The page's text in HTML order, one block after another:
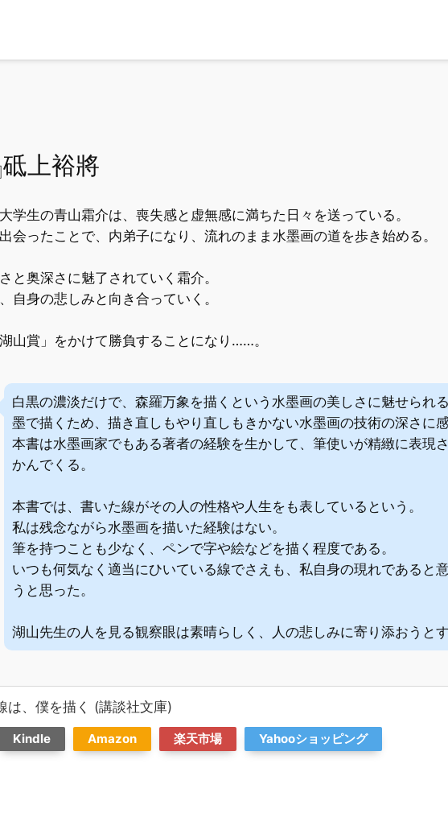
砥上裕將
学生の青山霜介は、喪失感と虚無感に満ちた日々を送っている。
会ったことで、内弟子になり、流れのまま水墨画の道を歩き始める。
と奥深さに魅了されていく霜介。
自身の悲しみと向き合っていく。
山賞」をかけて勝負することになり……。
白黒の濃淡だけで、森羅万象を描くという水墨画の美しさに魅せられる
墨で描くため、描き直しもやり直しもきかない水墨画の技術の深さに感
本書は水墨画家でもある著者の経験を生かして、筆使いが精緻に表現
かんでくる。
本書では、書いた線がその人の性格や人生をも表しているという。
私は残念ながら水墨画を描いた経験はない。
筆を持つことも少なく、ペンで字や絵などを描く程度である。
いつも何気なく適当にひいている線でさえも、私自身の現れであると
うと思った。
湖山先生の人を見る観察眼は素晴らしく、人の悲しみに寄り添おうと
は、僕を描く (講談社文庫)
Kindle Amazon 楽天市場 Yahooショッピング